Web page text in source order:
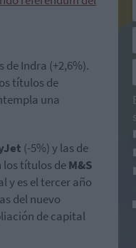
de Indra (+2,6%).
títulos de
una
(-5%) y las de
los títulos deM&S
y es el tercer año
del nuevo
de capital